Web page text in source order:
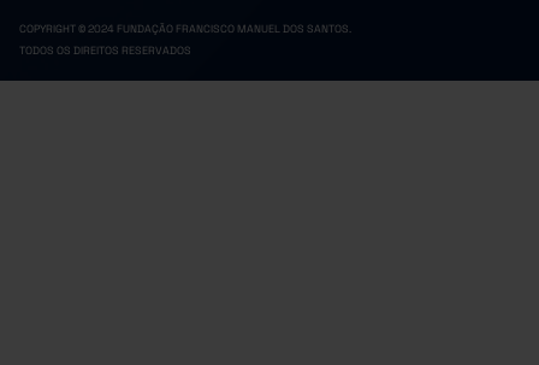
COPYRIGHT © 2024 FUNDAÇÃO FRANCISCO MANUEL DOS SANTOS.
TODOS OS DIREITOS RESERVADOS